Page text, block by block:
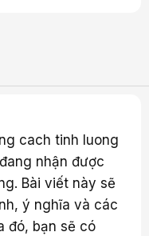
cach tinh luong
nhận được
Bài viết này sẽ
ý nghĩa và các
đó, bạn sẽ có